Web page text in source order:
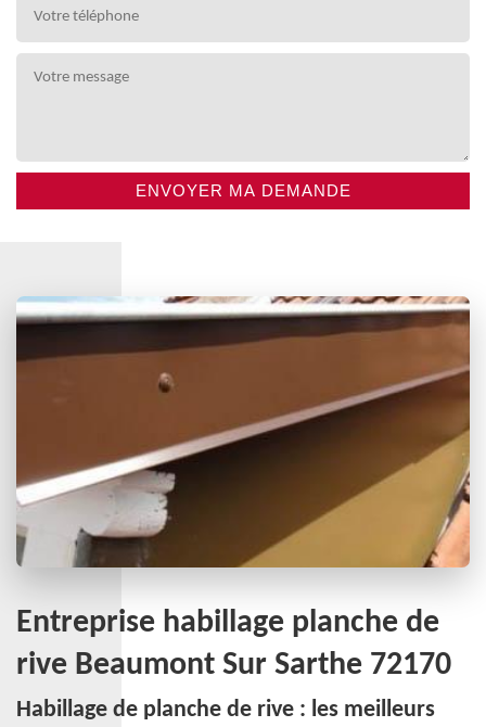
Entreprise habillage planche de
rive Beaumont Sur Sarthe 72170
Habillage de planche de rive : les meilleurs